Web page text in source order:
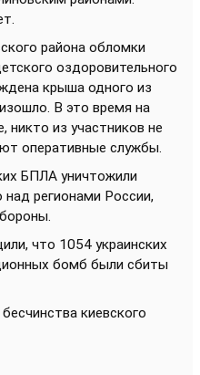
района обломки
оздоровительного
крыша одного из
В это время на
никто из участников не
оперативные службы.
БПЛА уничтожили
регионами России,
что 1054 украинских
бомб были сбиты
киевского